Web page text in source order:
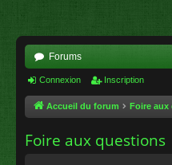
Forums
Connexion Inscription
Accueil du forum Foire aux
Foire aux questions